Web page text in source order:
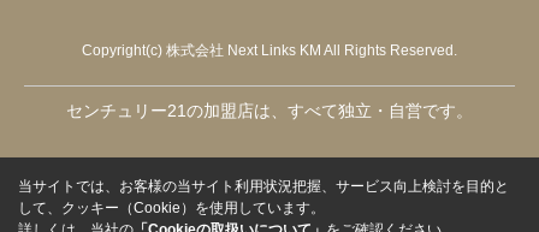
Copyright(c) 株式会社 Next Links KM All Rights Reserved.
センチュリー21の加盟店は、すべて独立・自営です。
当サイトでは、お客様の当サイト利用状況把握、サービス向上検討を目的と
して、クッキー（Cookie）を使用しています。